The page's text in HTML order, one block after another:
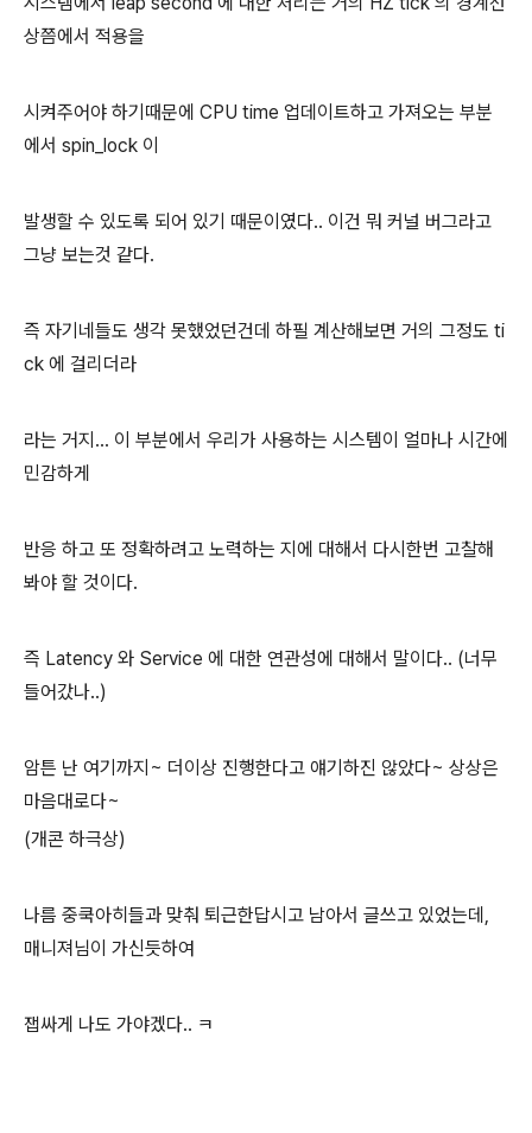
상쯤에서 적용을
시켜주어야 하기때문에 CPU time 업데이트하고 가져오는 부분
에서 spin_lock 이
발생할 수 있도록 되어 있기 때문이였다.. 이건 뭐 커널 버그라고
그냥 보는것 같다.
즉 자기네들도 생각 못했었던건데 하필 계산해보면 거의 그정도 ti
ck 에 걸리더라
라는 거지... 이 부분에서 우리가 사용하는 시스템이 얼마나 시간에
민감하게
반응 하고 또 정확하려고 노력하는 지에 대해서 다시한번 고찰해
봐야 할 것이다.
즉 Latency 와 Service 에 대한 연관성에 대해서 말이다.. (너무
들어갔나..)
암튼 난 여기까지~ 더이상 진행한다고 얘기하진 않았다~ 상상은
마음대로다~
(개콘 하극상)
나름 중쿡아히들과 맞춰 퇴근한답시고 남아서 글쓰고 있었는데,
매니져님이 가신듯하여
잽싸게 나도 가야겠다.. ㅋ